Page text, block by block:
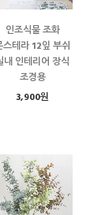
인조식물 조화
스테라 12잎 부쉬
내 인테리어 장식
조경용
3,900원